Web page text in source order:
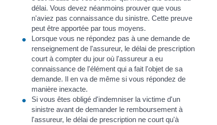
délai. Vous devez néanmoins prouver que vous
n'aviez pas connaissance du sinistre. Cette preuve
peut être apportée par tous moyens.
Lorsque vous ne répondez pas à une demande de
renseignement de l'assureur, le délai de prescription
court à compter du jour où l'assureur a eu
connaissance de l'élément qui a fait l'objet de sa
demande. Il en va de même si vous répondez de
manière inexacte.
Si vous êtes obligé d'indemniser la victime d'un
sinistre avant de demander le remboursement à
l'assureur, le délai de prescription ne court qu'à